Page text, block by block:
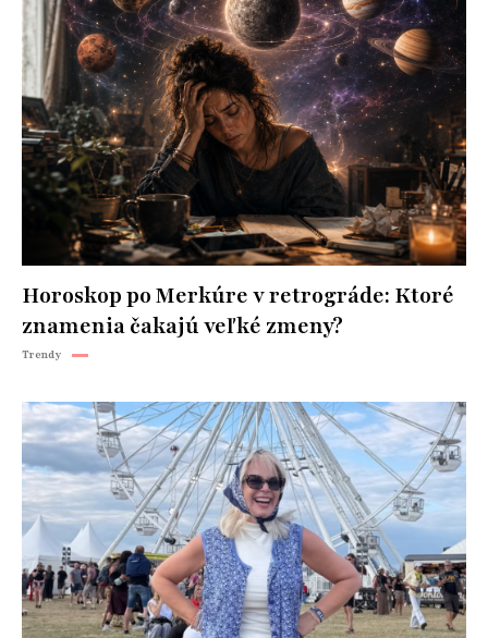
Horoskop po Merkúre v retrográde: Ktoré
znamenia čakajú veľké zmeny?
Trendy